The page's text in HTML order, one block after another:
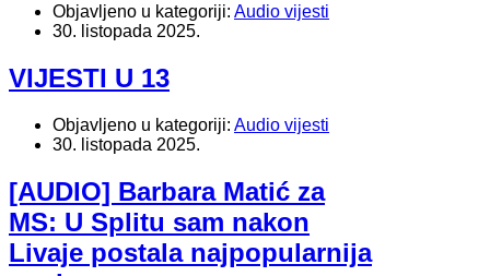
Objavljeno u kategoriji: Audio vijesti
30. listopada 2025.
VIJESTI U 13
Objavljeno u kategoriji: Audio vijesti
30. listopada 2025.
[AUDIO] Barbara Matić za
MS: U Splitu sam nakon
Livaje postala najpopularnija